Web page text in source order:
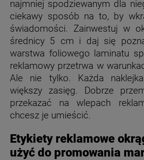
najmniej spodziewanym dla
ciekawy sposób na to, by
świadomości. Zainwestuj w
średnicy 5 cm i daj się
warstwa foliowego laminatu
reklamowy przetrwa w
Ale nie tylko. Każda
większy zasięg. Dobrze
przekazać na wlepach
chcesz je umieścić.
Etykiety reklamowe
użyć do promowania